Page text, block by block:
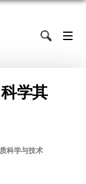
学其
科学与技术